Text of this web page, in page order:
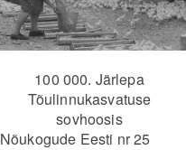
100 000. Järlepa
Tõulinnukasvatuse
sovhoosis
Nõukogude Eesti nr 25